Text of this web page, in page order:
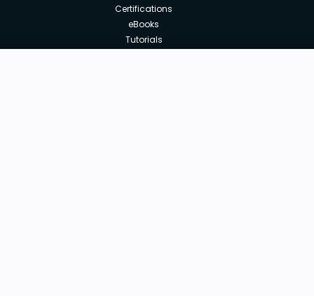
Certifications
eBooks
Tutorials